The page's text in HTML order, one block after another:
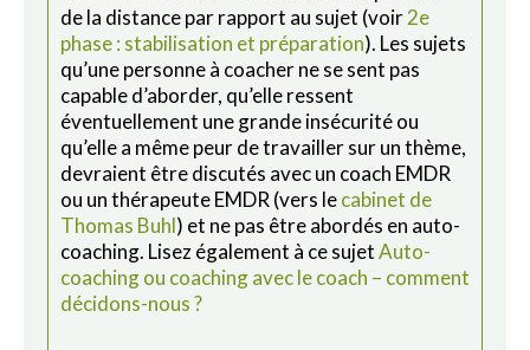
de la distance par rapport au sujet (voir2e
phase : stabilisation et préparation). Les sujets
qu’une personne à coacher ne se sent pas
capable d’aborder, qu’elle ressent
éventuellement une grande insécurité ou
qu’elle a même peur de travailler sur un thème,
devraient être discutés avec un coach EMDR
ou un thérapeute EMDR (vers lecabinet de
Thomas Buhl) et ne pas être abordés en auto-
coaching. Lisez également à ce sujetAuto-
coaching ou coaching avec le coach – comment
décidons-nous ?